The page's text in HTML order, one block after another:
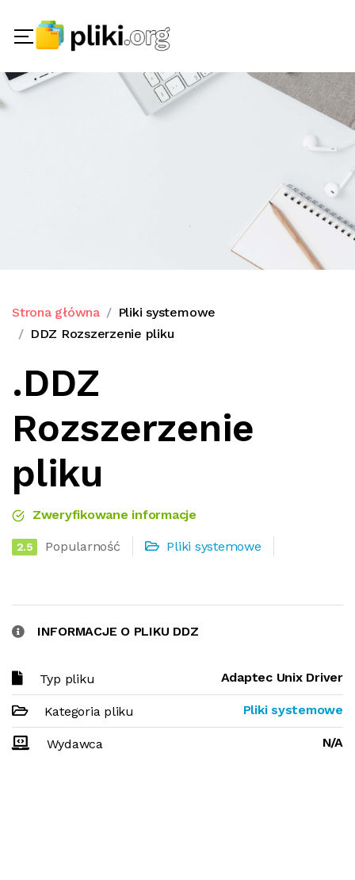
Strona główna
Pliki systemowe
DDZ Rozszerzenie pliku
.DDZ
Rozszerzenie
pliku
Zweryfikowane informacje
2.5 Popularność Pliki systemowe
INFORMACJE O PLIKU DDZ
Typ pliku Adaptec Unix Driver
Kategoria pliku Pliki systemowe
Wydawca N/A